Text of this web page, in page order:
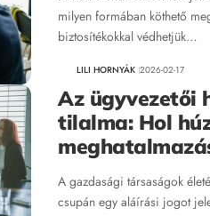
milyen formában köthető
biztosítékokkal védhetjük…
LILI HORNYÁK 2026-02-17
Az ügyvezetői
tilalma: Hol
A gazdasági társaságok
csupán egy aláírási jogot